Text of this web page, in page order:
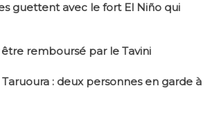
guettent avec le fort El Niño qui
remboursé par le Tavini
: deux personnes en garde à